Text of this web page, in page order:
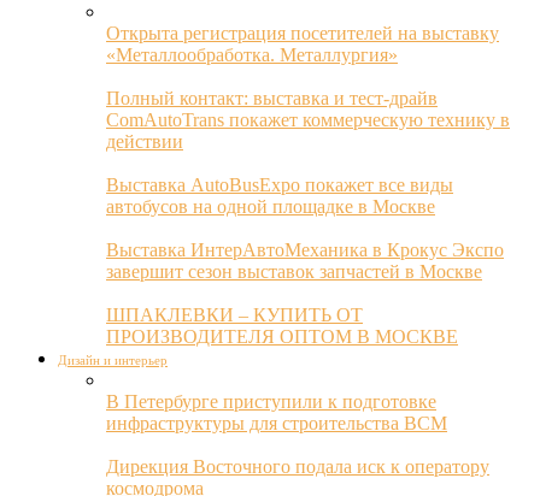
Открыта регистрация посетителей на выставку
«Металлообработка. Металлургия»
Полный контакт: выставка и тест-драйв
ComAutoTrans покажет коммерческую технику в
действии
Выставка AutoBusExpo покажет все виды
автобусов на одной площадке в Москве
Выставка ИнтерАвтоМеханика в Крокус Экспо
завершит сезон выставок запчастей в Москве
ШПАКЛЕВКИ – КУПИТЬ ОТ
ПРОИЗВОДИТЕЛЯ ОПТОМ В МОСКВЕ
Дизайн и интерьер
В Петербурге приступили к подготовке
инфраструктуры для строительства ВСМ
Дирекция Восточного подала иск к оператору
космодрома